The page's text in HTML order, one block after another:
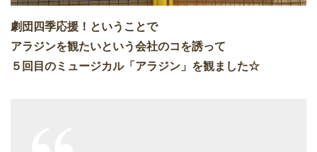
劇団四季応援！ということで
アラジンを観たいという会社のコを誘って
５回目のミュージカル「アラジン」を観ました☆